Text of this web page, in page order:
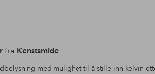
fra Konstsmide
med mulighet til å stille inn kelvin